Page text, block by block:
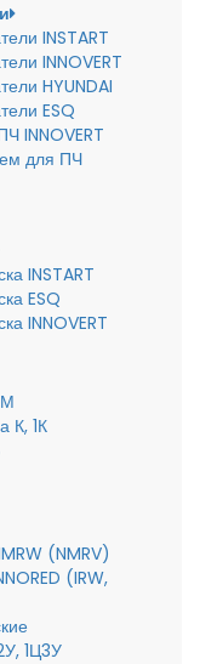
INSTART
INNOVERT
HYUNDAI
ESQ
INNOVERT
для ПЧ
INSTART
ESQ
INNOVERT
К, 1К
(NMRV)
(IRW,
1Ц3У